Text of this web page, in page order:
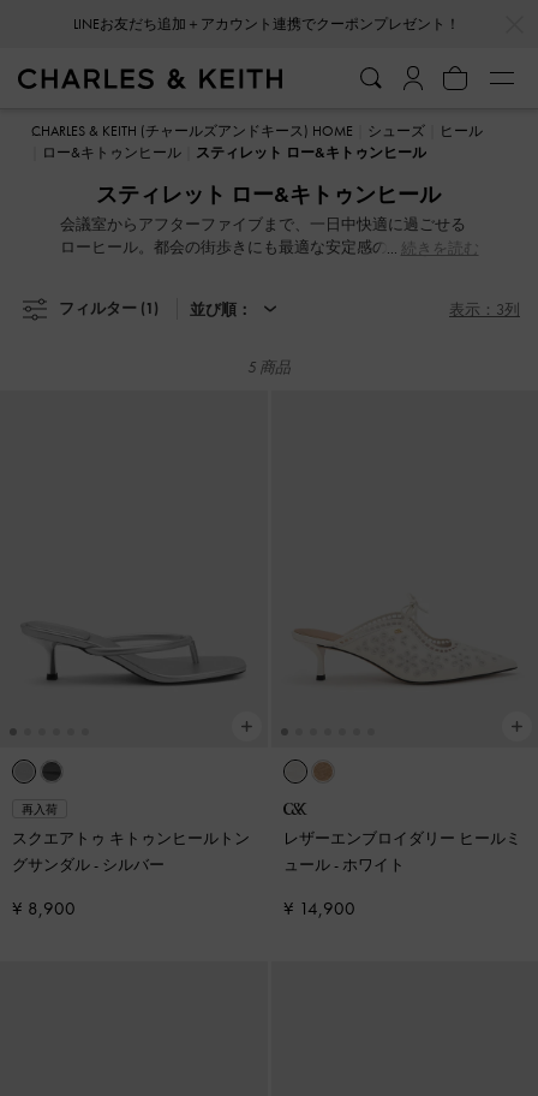
LINEお友だち追加＋アカウント連携でクーポンプレゼント！
LINEお友だち追加＋アカウント連携でクーポンプレゼント！
CHARLES & KEITH (チャールズアンドキース) HOME シューズ
ヒール
ロー&キトゥンヒール
スティレット ロー&キトゥンヒール
スティレット ロー&キトゥンヒール
会議室からアフターファイブまで、一日中快適に過ごせる
ローヒール。都会の街歩きにも最適な安定感のあるフォル
性を兼ね備えた一足が、あなたの日常にさりげない気品を
続きを読む
フィルター (1) 並び順： 表示：3列
5 商品
再入荷
スクエアトゥ キトゥンヒールトン
グサンダル- シルバー
¥ 8,900
レザーエンブロイダリー ヒールミ
ュール- ホワイト
¥ 14,900